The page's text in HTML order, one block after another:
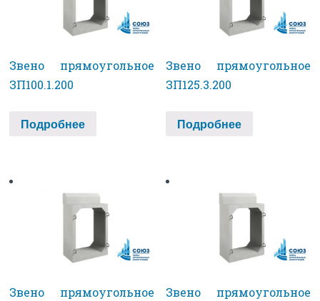
Звено прямоугольное
ЗП100.1.200
Подробнее
Звено прямоугольное
ЗП125.3.200
Подробнее
Звено прямоугольное
Звено прямоугольное